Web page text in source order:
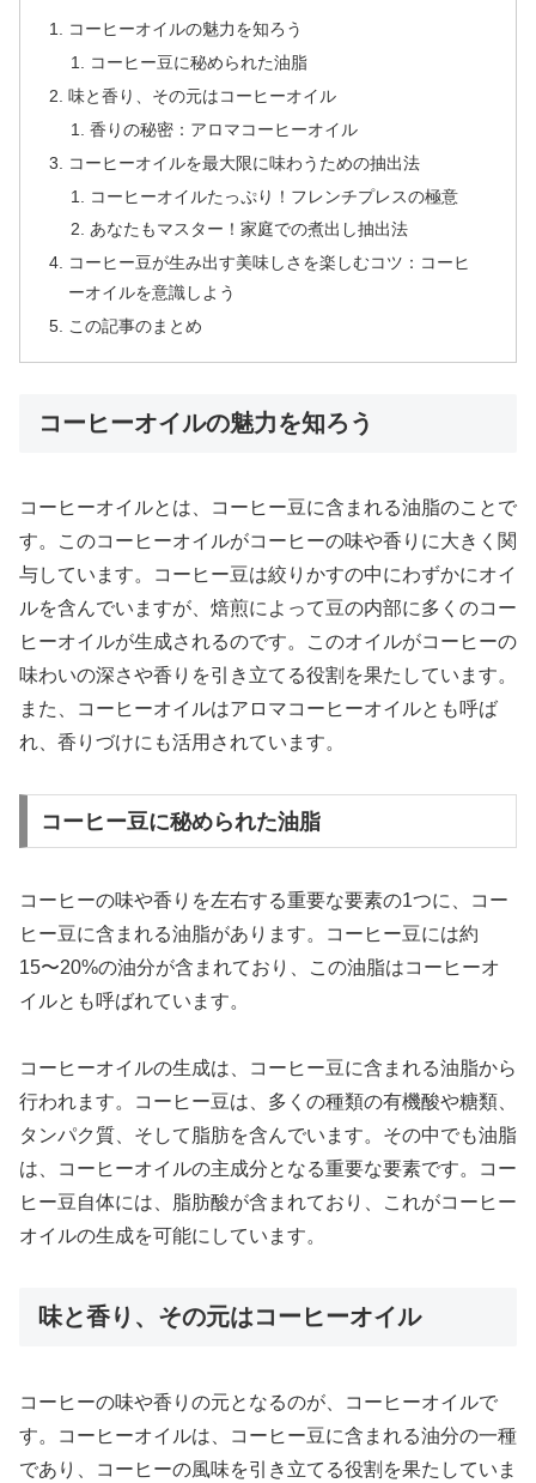
コーヒーオイルの魅力を知ろう
コーヒー豆に秘められた油脂
味と香り、その元はコーヒーオイル
香りの秘密：アロマコーヒーオイル
コーヒーオイルを最大限に味わうための抽出法
コーヒーオイルたっぷり！フレンチプレスの極意
あなたもマスター！家庭での煮出し抽出法
コーヒー豆が生み出す美味しさを楽しむコツ：コーヒ
ーオイルを意識しよう
この記事のまとめ
コーヒーオイルの魅力を知ろう
コーヒーオイルとは、コーヒー豆に含まれる油脂のことで
す。このコーヒーオイルがコーヒーの味や香りに大きく関
与しています。コーヒー豆は絞りかすの中にわずかにオイ
ルを含んでいますが、焙煎によって豆の内部に多くのコー
ヒーオイルが生成されるのです。このオイルがコーヒーの
味わいの深さや香りを引き立てる役割を果たしています。
また、コーヒーオイルはアロマコーヒーオイルとも呼ば
れ、香りづけにも活用されています。
コーヒー豆に秘められた油脂
コーヒーの味や香りを左右する重要な要素の1つに、コー
ヒー豆に含まれる油脂があります。コーヒー豆には約
15〜20%の油分が含まれており、この油脂はコーヒーオ
イルとも呼ばれています。
コーヒーオイルの生成は、コーヒー豆に含まれる油脂から
行われます。コーヒー豆は、多くの種類の有機酸や糖類、
タンパク質、そして脂肪を含んでいます。その中でも油脂
は、コーヒーオイルの主成分となる重要な要素です。コー
ヒー豆自体には、脂肪酸が含まれており、これがコーヒー
オイルの生成を可能にしています。
味と香り、その元はコーヒーオイル
コーヒーの味や香りの元となるのが、コーヒーオイルで
す。コーヒーオイルは、コーヒー豆に含まれる油分の一種
であり、コーヒーの風味を引き立てる役割を果たしていま